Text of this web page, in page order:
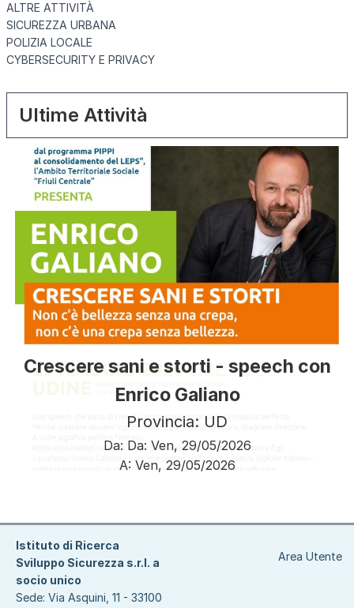
ALTRE ATTIVITÀ
SICUREZZA URBANA
POLIZIA LOCALE
CYBERSECURITY E PRIVACY
Ultime Attività
Crescere sani e storti - speech con
Enrico Galiano
Provincia: UD
Da: Da: Ven, 29/05/2026
A: Ven, 29/05/2026
Area Utente
Istituto di Ricerca
Sviluppo Sicurezza s.r.l. a
socio unico
Sede: Via Asquini, 11 - 33100